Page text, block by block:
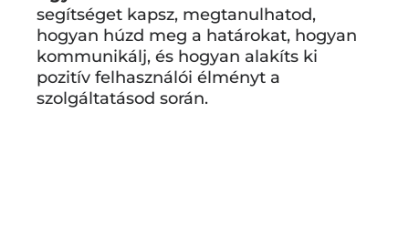
segítséget kapsz, megtanulhatod,
hogyan húzd meg a határokat, hogyan
kommunikálj, és hogyan alakíts ki
pozitív felhasználói élményt a
szolgáltatásod során.